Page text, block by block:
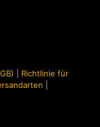
Richtlinie für